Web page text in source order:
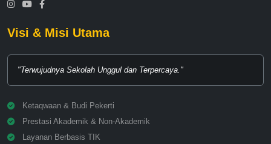
Visi & Misi Utama
"Terwujudnya Sekolah Unggul dan Terpercaya."
Ketaqwaan & Budi Pekerti
Prestasi Akademik & Non-Akademik
Layanan Berbasis TIK